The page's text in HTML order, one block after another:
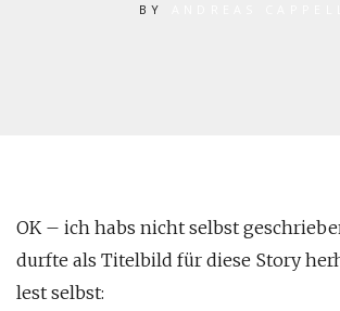
BY
OK – ich habs nicht selbst
durfte als Titelbild für diese Story
lest selbst: